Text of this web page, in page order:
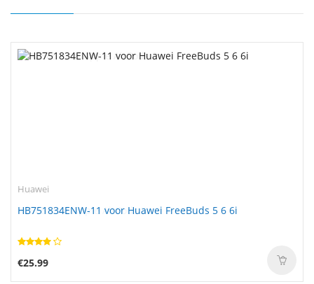
Huawei
HB751834ENW-11 voor Huawei FreeBuds 5 6 6i
€25.99